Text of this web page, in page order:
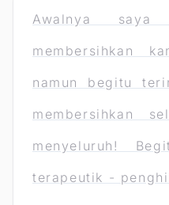
Awalnya saya
membersihkan
namun begitu
membersihkan
menyeluruh!
terapeutik -